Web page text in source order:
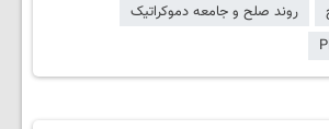
روند صلح و جامعه دموکراتیک